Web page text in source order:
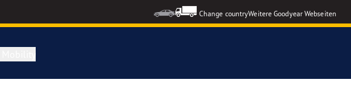
Change countryWeitere Goodyear Webseiten